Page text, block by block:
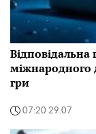
Відповідальна
міжнародного
гри
07:20 29.07